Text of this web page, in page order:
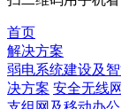
首页
解决方案
弱电系统建设及
决方案 安全无线